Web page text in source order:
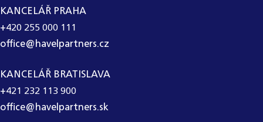
KANCELÁŘ PRAHA
+420 255 000 111
office@havelpartners.cz
KANCELÁŘ BRATISLAVA
+421 232 113 900
office@havelpartners.sk